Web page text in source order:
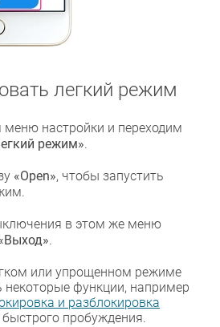
легкий режим
настройки и переходим
режим».
«Open», чтобы запустить
в этом же меню
.
или упрощенном режиме
некоторые функции, например
и разблокировка
пробуждения.